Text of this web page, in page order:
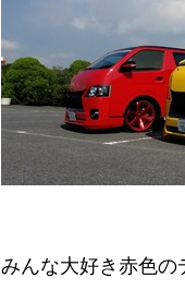
みんな大好き赤色の